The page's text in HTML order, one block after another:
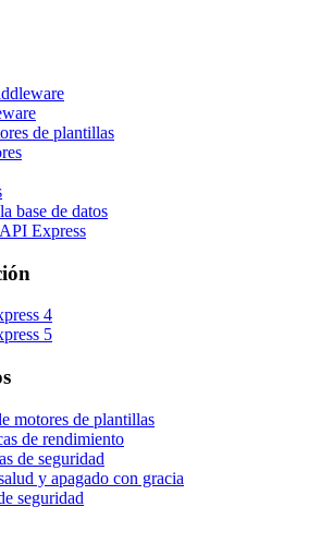
de plantillas
base de datos
Express
4
5
motores de plantillas
de rendimiento
de seguridad
y apagado con gracia
seguridad